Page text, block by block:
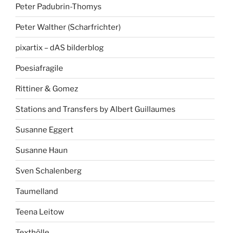
Peter Padubrin-Thomys
Peter Walther (Scharfrichter)
pixartix – dAS bilderblog
Poesiafragile
Rittiner & Gomez
Stations and Transfers by Albert Guillaumes
Susanne Eggert
Susanne Haun
Sven Schalenberg
Taumelland
Teena Leitow